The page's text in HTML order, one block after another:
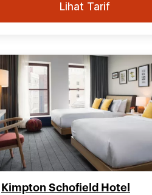
Lihat Tarif
Kimpton Schofield Hotel